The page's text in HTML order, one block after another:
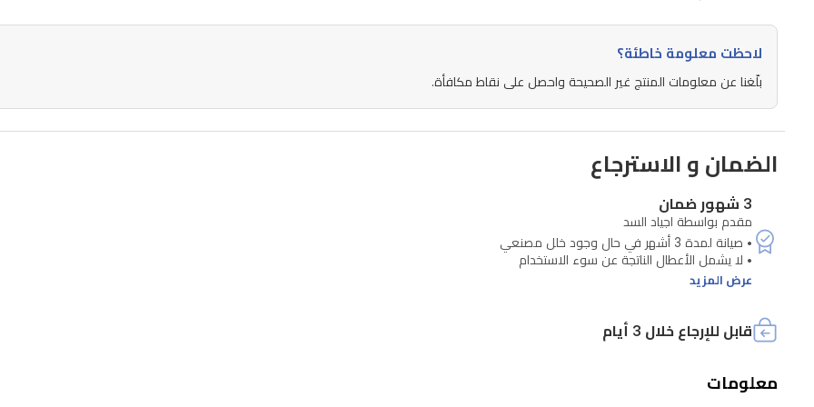
قوي
لتشغيل
تطبيقات
مثل
YouTube،
Netflix،
Play،
Disney+
وغيرها
بسلاسة
تقنية
HDMI:
عرض
لاحظت معلومة خاطئة؟
بلّغنا عن معلومات المنتج غير الصحيحة واحصل على نقاط مكافأة.
الضمان و الاسترجاع
3 شهور ضمان
مقدم بواسطة اجياد السد
عرض المزيد
قابل للإرجاع خلال 3 أيام
معلومات